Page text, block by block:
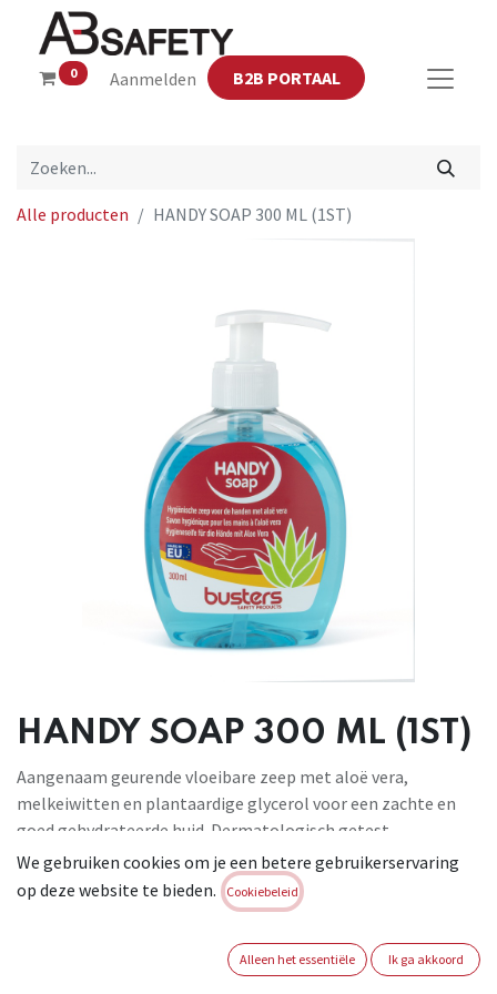
0 Aanmelden B2B PORTAAL
Alle producten HANDY SOAP 300 ML (1ST)
HANDY SOAP 300 ML (1ST)
Aangenaam geurende vloeibare zeep met aloë vera,
melkeiwitten en plantaardige glycerol voor een zachte en
goed gehydrateerde huid. Dermatologisch getest.
Hygiënische vloeibare zeep voor een grondige reiniging van
de handen. Gebruiksaanwijzing: Breng wat zeep aan op de
vochtige handen. Zeep de handen ongeveer 30 seconden
extern gebruik. Vermijd contact met de ogen. In geval van
We gebruiken cookies om je een betere gebruikerservaring
op deze website te bieden.
Cookiebeleid
Alleen het essentiële Ik ga akkoord